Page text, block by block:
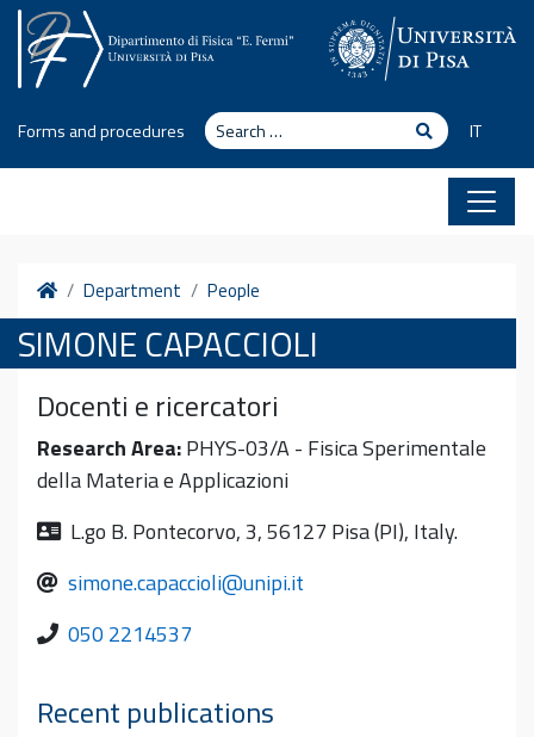
Skip to content
Forms and procedures Search Search
IT
HomeDepartment People
SIMONE CAPACCIOLI
Docenti e ricercatori
Research Area:PHYS-03/A - Fisica Sperimentale
della Materia e Applicazioni
L.go B. Pontecorvo, 3, 56127 Pisa (PI), Italy.
simone.capaccioli@unipi.it
050 2214537
Recent publications